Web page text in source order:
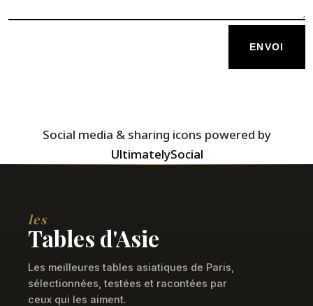
ENVOI
Social media & sharing icons powered by
UltimatelySocial
les
Tables d'Asie
Les meilleures tables asiatiques de Paris,
sélectionnées, testées et racontées par
ceux qui les aiment.